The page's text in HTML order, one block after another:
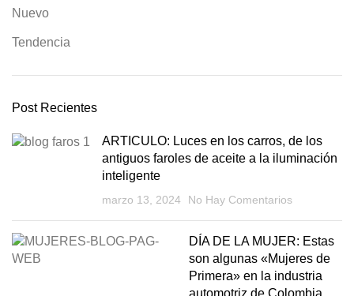
Nuevo
Tendencia
Post Recientes
ARTICULO: Luces en los carros, de los
antiguos faroles de aceite a la iluminación
inteligente
marzo 13, 2024 No Hay Comentarios
DÍA DE LA MUJER: Estas
son algunas «Mujeres de
Primera» en la industria
automotriz de Colombia